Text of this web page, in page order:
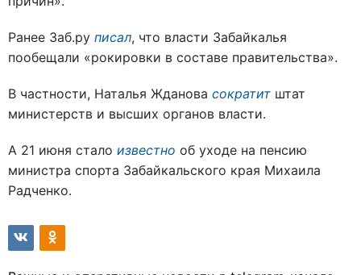
Ранее Заб.ру писал, что власти Забайкалья
пообещали «рокировки в составе правительства».
В частности, Наталья Жданова сократит штат
министерств и высших органов власти.
А 21 июня стало известно об уходе на пенсию
министра спорта Забайкальского края Михаила
Радченко.